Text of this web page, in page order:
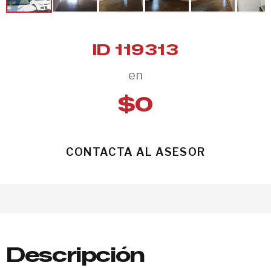
ID 119313
en
$0
CONTACTA AL ASESOR
Descripción